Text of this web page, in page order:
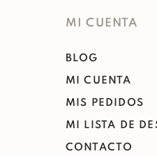
MI CUENTA
BLOG
MI CUENTA
MIS PEDIDOS
MI LISTA DE
CONTACTO